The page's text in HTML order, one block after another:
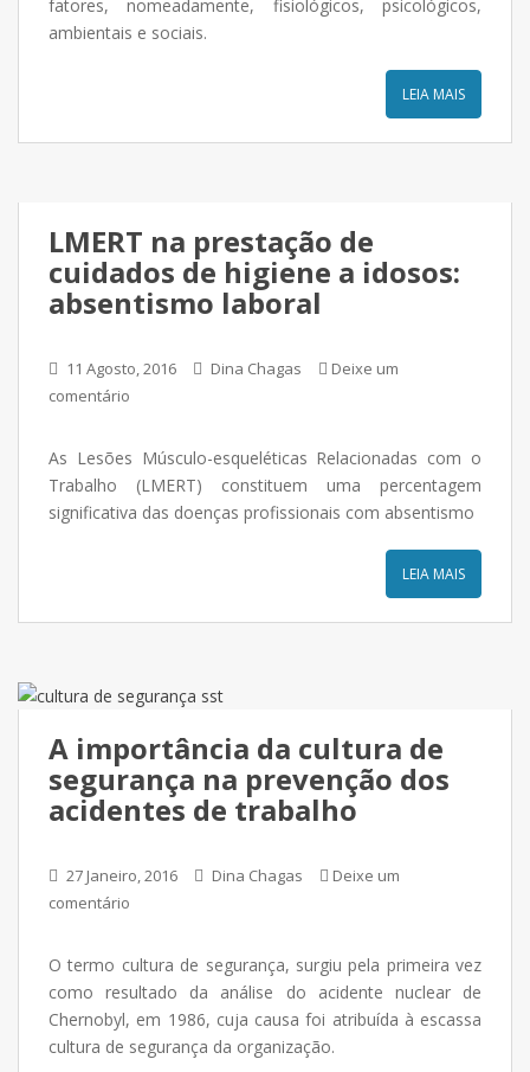
fatores, nomeadamente, fisiológicos, psicológicos,
ambientais e sociais.
LEIA MAIS
LMERT na prestação de
cuidados de higiene a idosos:
absentismo laboral
11 Agosto, 2016 Dina Chagas
Deixe um
comentário
As Lesões Músculo-esqueléticas Relacionadas com o
Trabalho (LMERT) constituem uma percentagem
significativa das doenças profissionais com absentismo
LEIA MAIS
A importância da cultura de
segurança na prevenção dos
acidentes de trabalho
27 Janeiro, 2016 Dina Chagas
Deixe um
comentário
O termo cultura de segurança, surgiu pela primeira vez
como resultado da análise do acidente nuclear de
Chernobyl, em 1986, cuja causa foi atribuída à escassa
cultura de segurança da organização.